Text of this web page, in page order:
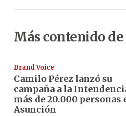
Más contenido de
Brand Voice
Camilo Pérez lanzó su
campaña a la
más de 20.000 personas
Asunción